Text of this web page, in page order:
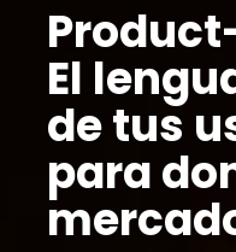
El
de tus
para